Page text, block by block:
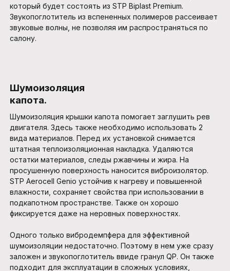
который будет состоять из STP Biplast Premium.
Звукопоглотитель из вспененных полимеров рассеивает
звуковые волны, не позволяя им распространяться по
салону.
Шумоизоляция
капота.
Шумоизоляция крышки капота помогает заглушить рев
двигателя. Здесь также необходимо использовать 2
вида материалов. Перед их установкой снимается
штатная теплоизоляционная накладка. Удаляются
остатки материалов, следы ржавчины и жира. На
просушенную поверхность наносится виброизолятор.
STP Aerocell Genio устойчив к нагреву и повышенной
влажности, сохраняет свойства при использовании в
подкапотном пространстве. Также он хорошо
фиксируется даже на неровных поверхностях.
Одного только вибродемпфера для эффективной
шумоизоляции недостаточно. Поэтому в нем уже сразу
заложен и звукопоглотитель ввиде гранул QP. Он также
подходит для эксплуатации в сложных условиях,